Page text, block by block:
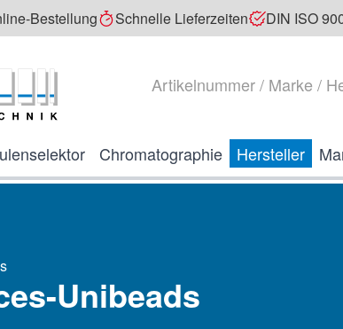
Bestellung Schnelle Lieferzeiten DIN ISO
Suche
Chromatographie Hersteller
Unibeads